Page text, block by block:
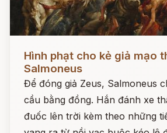
Hình phạt cho kẻ giả mạo
Salmoneus
Để đóng giả Zeus, Salmoneus
cầu bằng đồng. Hắn đánh xe
đuốc lên trời kèm theo những